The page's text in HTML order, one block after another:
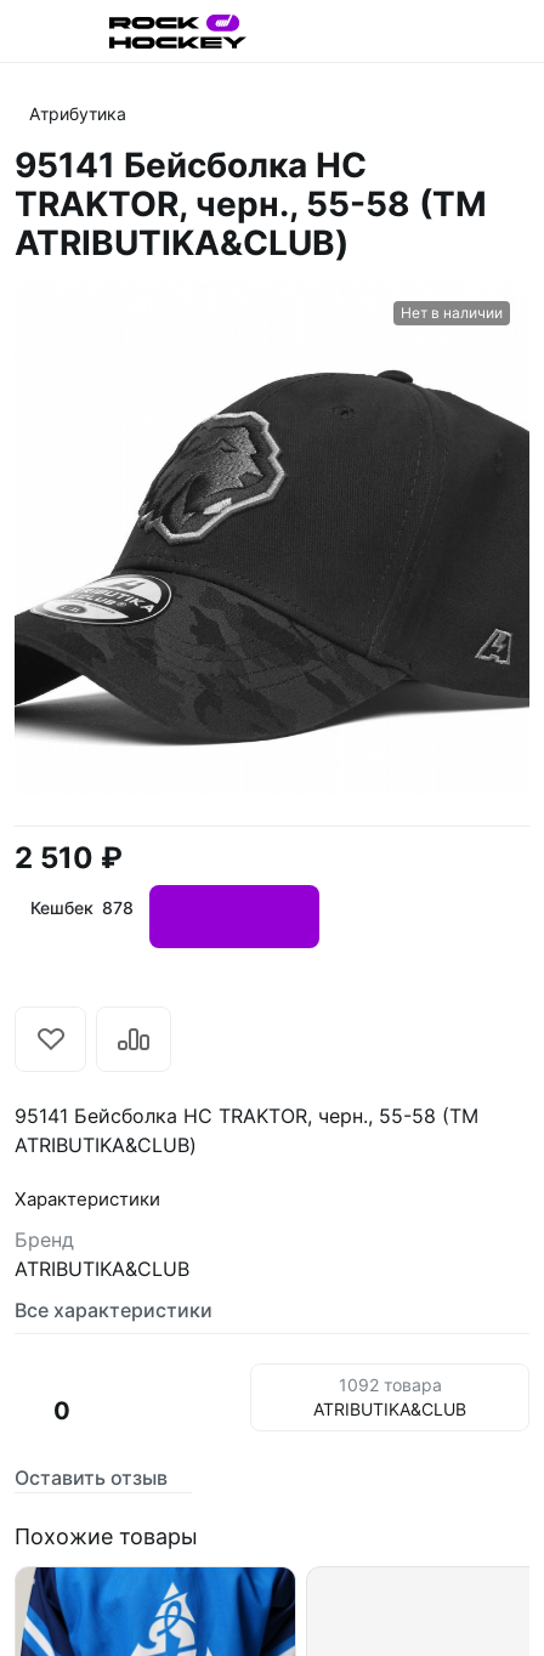
Атрибутика
95141 Бейсболка HC
TRAKTOR, черн., 55-58 (ТМ
ATRIBUTIKA&CLUB)
Нет в наличии
2 510 ₽
Кешбек 878
95141 Бейсболка HC TRAKTOR, черн., 55-58 (ТМ
ATRIBUTIKA&CLUB)
Характеристики
Бренд
ATRIBUTIKA&CLUB
Все характеристики
0
Оставить отзыв
1092 товара
ATRIBUTIKA&CLUB
Похожие товары